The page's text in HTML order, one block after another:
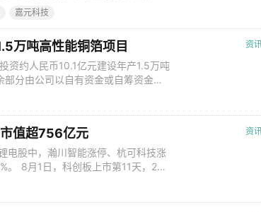
要依据专利法的规定，虽然专利法在
嘉元科技
资
万吨高性能铜箔项目
资约人民币10.1亿元建设年产1.5万吨
分由公司以自有资金或自筹资金投
拟使用5.4亿元超募资金（含理财产
资
值超756亿元
电股中，瀚川智能涨停、杭可科技涨
。 8月1日，科创板上市第11天，25
杭可科技涨幅11.38%、容百科技涨